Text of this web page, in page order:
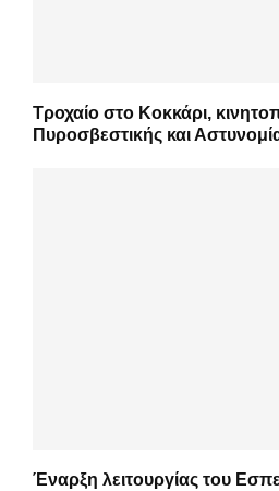
Τροχαίο στο Κοκκάρι,
Πυροσβεστικής και
Έναρξη λειτουργίας του